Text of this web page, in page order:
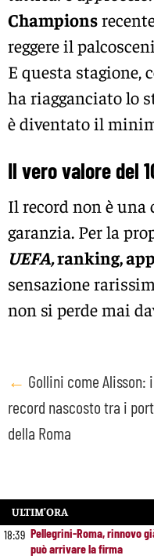
Champions
reggere il
E questa stagione,
ha riagganciato lo
è diventato il
Il vero valore del
Il record non è una
garanzia. Per la
UEFA,ranking,
sensazione
non si perde mai
Post
navigation
← Gollini come Alisson:
record nascosto tra i
della Roma
ULTIM’ORA
18:39 Pellegrini-Roma, rinnovo
può arrivare la firma